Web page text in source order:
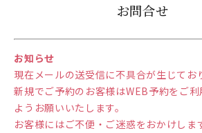
お問合せ
お知らせ
現在メールの送受信に不具合が生じてお
新規でご予約のお客様はWEB予約をご
ようお願いいたします。
お客様にはご不便・ご迷惑をおかけしま